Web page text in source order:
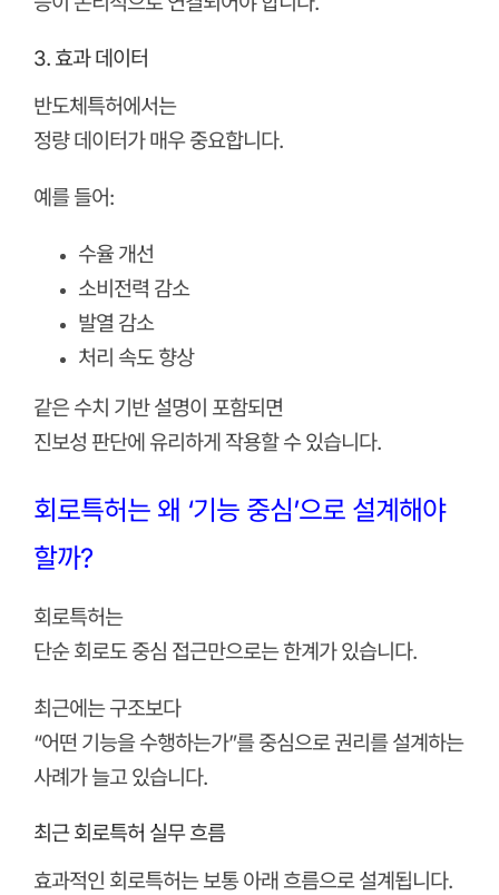
3. 효과 데이터
반도체특허에서는
정량 데이터가 매우 중요합니다.
예를 들어:
수율 개선
소비전력 감소
발열 감소
처리 속도 향상
같은 수치 기반 설명이 포함되면
진보성 판단에 유리하게 작용할 수 있습니다.
회로특허는 왜 ‘기능 중심’으로 설계해야
할까?
회로특허는
단순 회로도 중심 접근만으로는 한계가 있습니다.
최근에는 구조보다
“어떤 기능을 수행하는가”를 중심으로 권리를 설계하는
사례가 늘고 있습니다.
최근 회로특허 실무 흐름
효과적인 회로특허는 보통 아래 흐름으로 설계됩니다.